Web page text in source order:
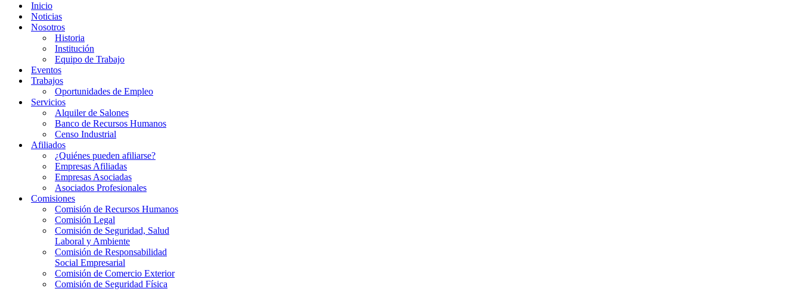
Inicio
Noticias
Nosotros
Historia
Institución
Equipo de Trabajo
Eventos
Trabajos
Oportunidades de Empleo
Servicios
Alquiler de Salones
Banco de Recursos Humanos
Censo Industrial
Afiliados
¿Quiénes pueden afiliarse?
Empresas Afiliadas
Empresas Asociadas
Asociados Profesionales
Comisiones
Comisión de Recursos Humanos
Comisión Legal
Comisión de Seguridad, Salud
Laboral y Ambiente
Comisión de Responsabilidad
Social Empresarial
Comisión de Comercio Exterior
Comisión de Seguridad Física